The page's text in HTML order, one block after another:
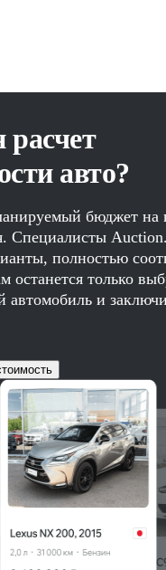
авто?
бюджет на
Специалисты
полностью
останется только
автомобиль и